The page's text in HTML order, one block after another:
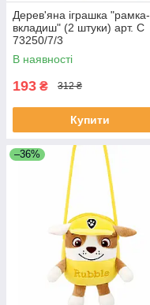
Дерев'яна іграшка "рамка-
вкладиш" (2 штуки) арт. C
73250/7/3
В наявності
193 ₴ 312 ₴
Купити
–36%